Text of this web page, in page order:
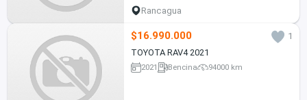
Rancagua
$16.990.000
1
TOYOTA RAV4 2021
2021 Bencina 94000 km